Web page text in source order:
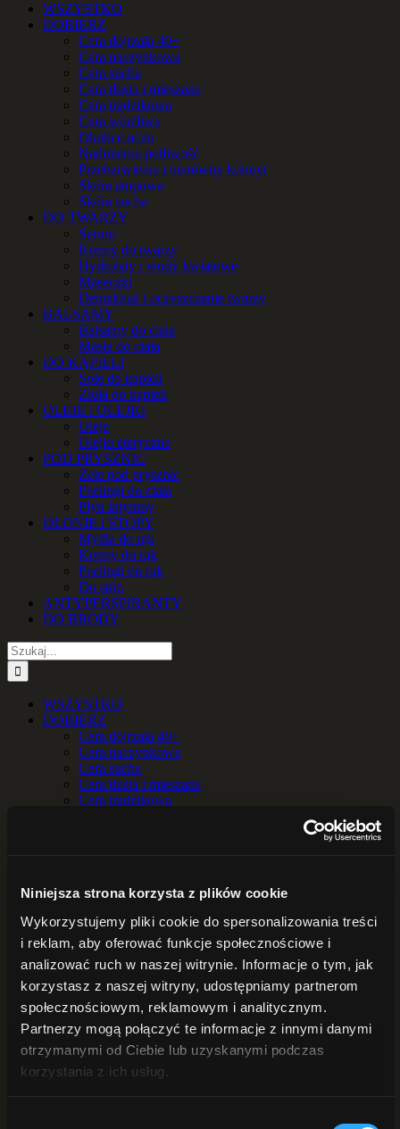
Niniejsza strona korzysta z plików cookie
Wykorzystujemy pliki cookie do spersonalizowania treści
i reklam, aby oferować funkcje społecznościowe i
analizować ruch w naszej witrynie. Informacje o tym, jak
korzystasz z naszej witryny, udostępniamy partnerom
społecznościowym, reklamowym i analitycznym.
Partnerzy mogą połączyć te informacje z innymi danymi
otrzymanymi od Ciebie lub uzyskanymi podczas
korzystania z ich usług.
WSZYSTKO
DOBIERZ
Cera dojrzała 40+
Cera naczynkowa
Cera sucha
Cera tłusta i mieszana
Cera trądzikowa
Cera wrażliwa
Okolice oczu
Nadmierna potliwość
Przebarwienia i nierówny koloryt
Skóra atopowa
Skóra sucha
DO TWARZY
Serum
Kremy do twarzy
Hydrolaty i wody kwiatowe
Maseczki
Demakijaż i oczyszczanie twarzy
BALSAMY
Balsamy do ciała
Masła do ciała
DO KĄPIELI
Sole do kąpieli
Zioła do kąpieli
OLEJE i OLEJKI
Oleje
Olejki eteryczne
POD PRYSZNIC
Żele pod prysznic
Peelingi do ciała
Płyn intymny
DŁONIE i STOPY
Mydła do rąk
Kremy do rąk
Peelingi do rąk
Do stóp
ANTYPERSPIRANTY
DO BRODY
Szukaj
WSZYSTKO
DOBIERZ
Cera dojrzała 40+
Cera naczynkowa
Cera sucha
Cera tłusta i mieszana
Cera trądzikowa
Skóra sucha
Serum
Kremy do twarzy
Hydrolaty i wody kwiatowe
Demakijaż i oczyszczanie twarzy
BALSAMY
Balsamy do ciała
Masła do ciała
DO KĄPIELI
Sole do kąpieli